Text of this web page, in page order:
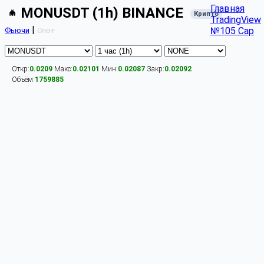
MONUSDT (1h) BINANCE Крипто
Фьючи | Спот
Главная
TradingView
№105 Cap
Откр:0.0209 Макс:0.02101 Мин:0.02087 Закр:0.02092
Объём:1759885